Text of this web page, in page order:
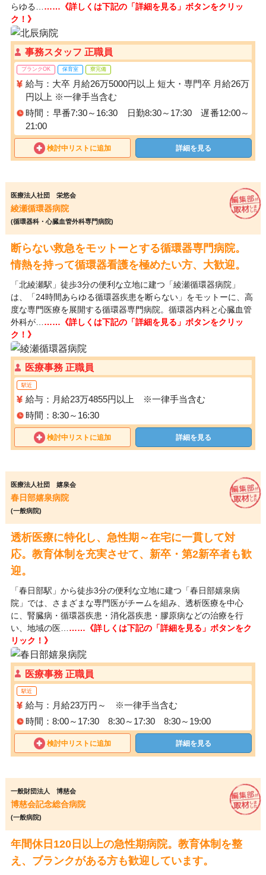
らゆる… ……《詳しくは下記の「詳細を見る」ボタンをクリッ
ク！》
事務スタッフ 正職員
ブランクOK 保育室 寮完備
給与：大卒 月給26万5000円以上 短大・専門卒 月給26万
円以上 ※一律手当含む
時間：早番7:30～16:30 日勤8:30～17:30 遅番12:00～
21:00
検討中リストに追加 詳細を見る
医療法人社団 栄悠会
綾瀬循環器病院
(循環器科・心臓血管外科専門病院)
断らない救急をモットーとする循環器専門病院。
情熱を持って循環器看護を極めたい方、大歓迎。
「北綾瀬駅」徒歩3分の便利な立地に建つ「綾瀬循環器病院」
は、「24時間あらゆる循環器疾患を断らない」をモットーに、高
度な専門医療を展開する循環器専門病院。循環器内科と心臓血管
外科が… ……《詳しくは下記の「詳細を見る」ボタンをクリッ
ク！》
医療事務 正職員
駅近
給与：月給23万4855円以上 ※一律手当含む
時間：8:30～16:30
検討中リストに追加 詳細を見る
医療法人社団 嬉泉会
春日部嬉泉病院
(一般病院)
透析医療に特化し、急性期～在宅に一貫して対
応。教育体制を充実させて、新卒・第2新卒者も歓
迎。
「春日部駅」から徒歩3分の便利な立地に建つ「春日部嬉泉病
院」では、さまざまな専門医がチームを組み、透析医療を中心
に、腎臓病・循環器疾患・消化器疾患・膠原病などの治療を行
い、地域の医… ……《詳しくは下記の「詳細を見る」ボタンをク
リック！》
医療事務 正職員
駅近
給与：月給23万円～ ※一律手当含む
時間：8:00～17:30 8:30～17:30 8:30～19:00
検討中リストに追加 詳細を見る
一般財団法人 博慈会
博慈会記念総合病院
(一般病院)
年間休日120日以上の急性期病院。教育体制を整
え、ブランクがある方も歓迎しています。